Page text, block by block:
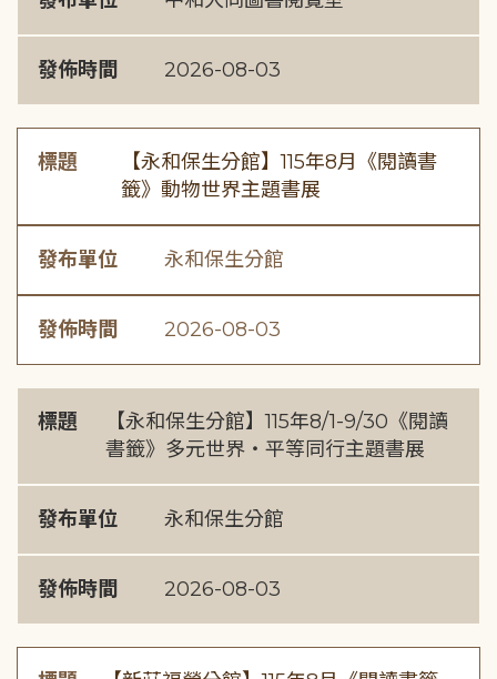
發佈時間 2026-08-03
標題
【永和保生分館】115年8月《閱讀書
籤》動物世界主題書展
發布單位 永和保生分館
發佈時間 2026-08-03
標題
【永和保生分館】115年8/1-9/30《閱讀
書籤》多元世界・平等同行主題書展
發布單位 永和保生分館
發佈時間 2026-08-03